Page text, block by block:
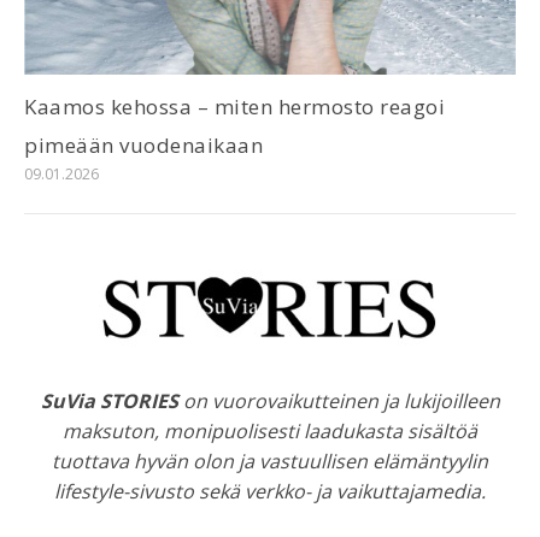
Kaamos kehossa – miten hermosto reagoi
pimeään vuodenaikaan
09.01.2026
SuVia STORIESon vuorovaikutteinen ja lukijoilleen
maksuton, monipuolisesti laadukasta sisältöä
tuottava hyvän olon ja vastuullisen elämäntyylin
lifestyle-sivusto sekä verkko- ja vaikuttajamedia.